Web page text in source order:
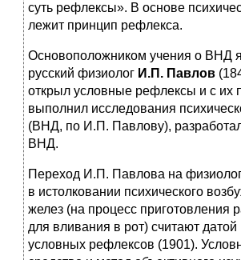
суть рефлексы». В основе
лежит принцип рефлекса.
Основоположником учения о ВНД
русский физиолог И.П. Павлов
открыл условные рефлексы и с
выполнил исследования
(ВНД, по И.П. Павлову),
ВНД.
Переход И.П. Павлова на
в истолковании психического
желез (на процесс приготовления
для вливания в рот) считают
условных рефлексов (1901).